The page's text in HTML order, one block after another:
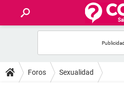
FOROS
Foros Sexualidad